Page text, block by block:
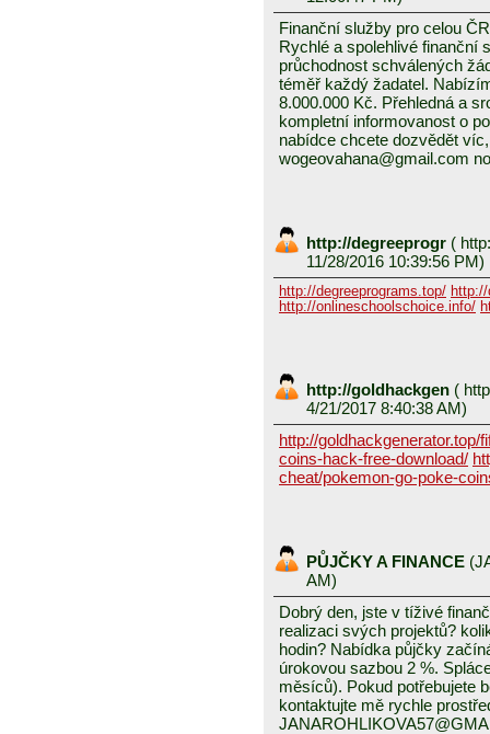
Finanční služby pro celou ČR
Rychlé a spolehlivé finanční
průchodnost schválených
téměř každý žadatel.
8.000.000 Kč. Přehledná a
kompletní informovanost o
nabídce chcete dozvědět
wogeovahana@gmail.com
http://degreeprogr (
11/28/2016 10:39:56 PM)
http://degreeprograms.top/
http://onlineschoolschoice.info/
http://goldhackgen (
4/21/2017 8:40:38 AM)
http://goldhackgenerator.top/
coins-hack-free-download/
cheat/pokemon-go-poke-
PŮJČKY A FINANCE (
AM)
Dobrý den, jste v tíživé
realizaci svých projektů?
hodin? Nabídka půjčky
úrokovou sazbou 2 %.
měsíců). Pokud potřebujete
kontaktujte mě rychle